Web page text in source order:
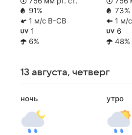
91%
1 м/с В-СВ
1
6%
73%
1 м/
6
48%
13 августа, четверг
ночь утро